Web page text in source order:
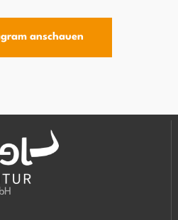
anschauen